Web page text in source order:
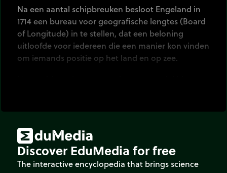
Na een aantal schipbreuken besloot Engeland in
1714 een bureau voor geografische lengtes (Board
of Longitude) in te stellen, dat een beloning
uitloofde voor iedereen die een manier kon vinden
om iemands positie op het land en op zee.
en, meer recentelijk, gps met zijn verwerking van
satellietgegevens, brachten een nauwkeurige
oplossing voor dit probleem.
Discover EduMedia for free
The interactive encyclopedia that brings science